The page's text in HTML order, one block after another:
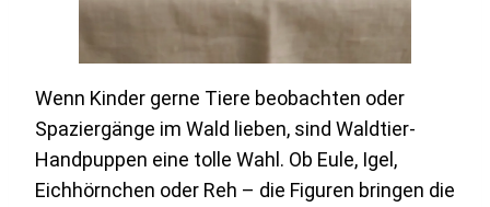
Wenn Kinder gerne Tiere beobachten oder
Spaziergänge im Wald lieben, sind Waldtier-
Handpuppen eine tolle Wahl. Ob Eule, Igel,
Eichhörnchen oder Reh – die Figuren bringen die